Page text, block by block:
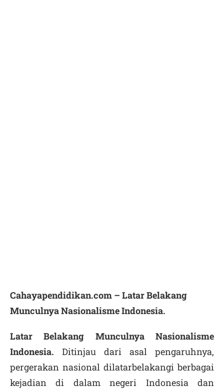
Cahayapendidikan.com – Latar Belakang
Munculnya Nasionalisme Indonesia.
Latar Belakang Munculnya Nasionalisme
Indonesia. Ditinjau dari asal pengaruhnya,
pergerakan nasional dilatarbelakangi berbagai
kejadian di dalam negeri Indonesia dan